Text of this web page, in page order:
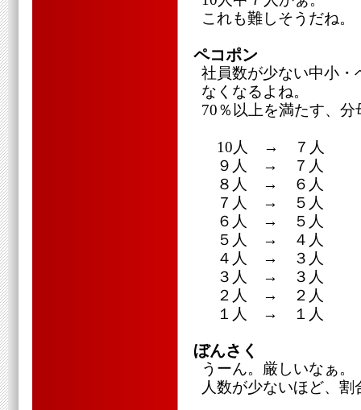
これも難しそうだね。
ペコポン
社員数が少ない中小・
なくなるよね。
70％以上を満たす、
10人 → ７人
９人 → ７人
８人 → ６人
７人 → ５人
６人 → ５人
５人 → ４人
４人 → ３人
３人 → ３人
２人 → ２人
１人 → １人
ぼんさく
うーん。厳しいなぁ。
人数が少ないほど、